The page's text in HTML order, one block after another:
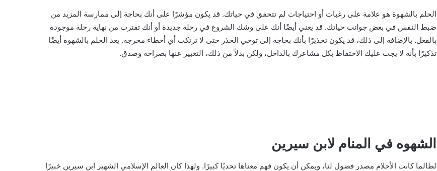
الحلم بالشهوة هو علامة على رغبات أو احتياجات لم تتحقق في حياتك. قد يكون مؤشرًا على أنك بحاجة إلى ممارسة المزيد من
ضبط النفس في بعض جوانب حياتك. قد يعني أيضًا أنك على وشك الشروع في رحلة جديدة أو أنك تقترب من نهاية رحلة موجودة
بالفعل. بالإضافة إلى ذلك، قد يكون تحذيرًا بأنك بحاجة إلى توخي الحذر حتى لا ترتكب أي أخطاء محرجة. يعد الحلم بالشهوة أيضًا
تذكيرًا بأنه لا يجب عليك الاحتفاظ بكل مشاعرك بالداخل، ولكن بدلاً من ذلك، التعبير عنها بصراحة وصدق.
الشهوه في المنام لابن سيرين
لطالما كانت الأحلام مصدر فضول لنا، ويمكن أن يكون فهم معناها تحديًا كبيرًا. ولهذا كان العالم الإسلامي الشهير ابن سيرين خبيرًا